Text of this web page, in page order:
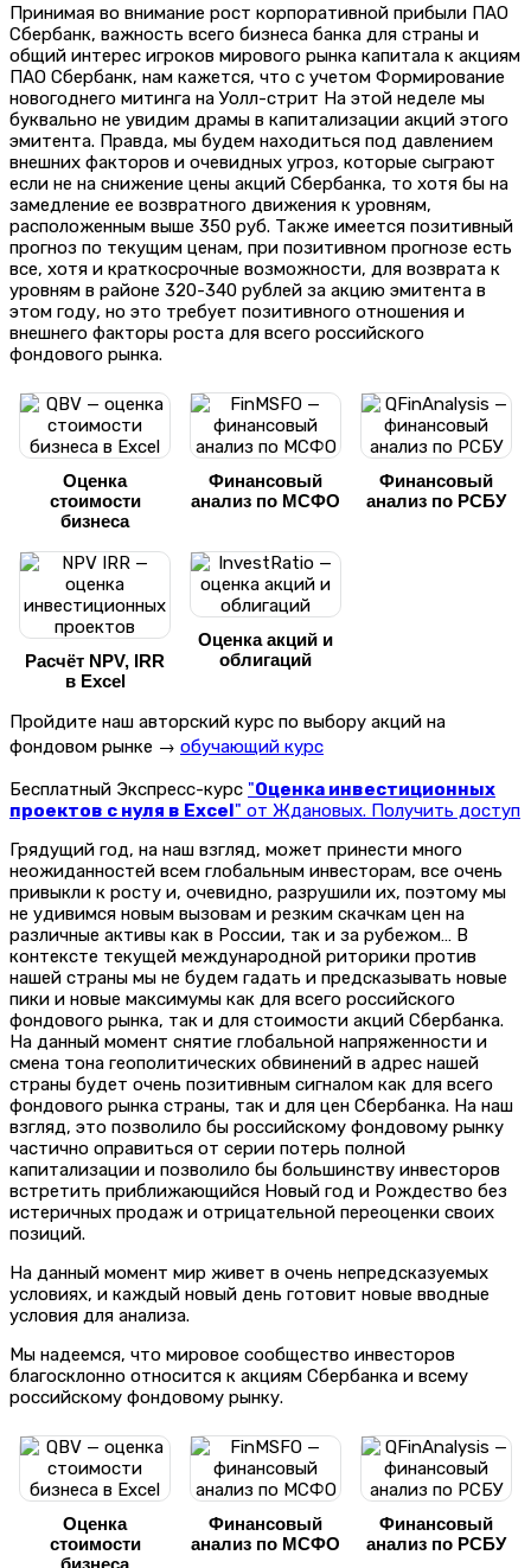
Принимая во внимание рост корпоративной прибыли ПАО
Сбербанк, важность всего бизнеса банка для страны и
общий интерес игроков мирового рынка капитала к акциям
ПАО Сбербанк, нам кажется, что с учетом Формирование
новогоднего митинга на Уолл-стрит На этой неделе мы
буквально не увидим драмы в капитализации акций этого
эмитента. Правда, мы будем находиться под давлением
внешних факторов и очевидных угроз, которые сыграют
если не на снижение цены акций Сбербанка, то хотя бы на
замедление ее возвратного движения к уровням,
расположенным выше 350 руб. Также имеется позитивный
прогноз по текущим ценам, при позитивном прогнозе есть
все, хотя и краткосрочные возможности, для возврата к
уровням в районе 320-340 рублей за акцию эмитента в
этом году, но это требует позитивного отношения и
внешнего факторы роста для всего российского
фондового рынка.
Оценка
стоимости
бизнеса
Финансовый
анализ по МСФО
Финансовый
анализ по РСБУ
Расчёт NPV, IRR
в Excel
Оценка акций и
облигаций
Пройдите наш авторский курс по выбору акций на
фондовом рынке → обучающий курс
Бесплатный Экспресс-курс "Оценка инвестиционных
проектов с нуля в Excel" от Ждановых. Получить доступ
Грядущий год, на наш взгляд, может принести много
неожиданностей всем глобальным инвесторам, все очень
привыкли к росту и, очевидно, разрушили их, поэтому мы
не удивимся новым вызовам и резким скачкам цен на
различные активы как в России, так и за рубежом… В
контексте текущей международной риторики против
нашей страны мы не будем гадать и предсказывать новые
пики и новые максимумы как для всего российского
фондового рынка, так и для стоимости акций Сбербанка.
На данный момент снятие глобальной напряженности и
смена тона геополитических обвинений в адрес нашей
страны будет очень позитивным сигналом как для всего
фондового рынка страны, так и для цен Сбербанка. На наш
взгляд, это позволило бы российскому фондовому рынку
частично оправиться от серии потерь полной
капитализации и позволило бы большинству инвесторов
встретить приближающийся Новый год и Рождество без
истеричных продаж и отрицательной переоценки своих
позиций.
На данный момент мир живет в очень непредсказуемых
условиях, и каждый новый день готовит новые вводные
условия для анализа.
Мы надеемся, что мировое сообщество инвесторов
благосклонно относится к акциям Сбербанка и всему
российскому фондовому рынку.
Оценка
стоимости
бизнеса
Финансовый
анализ по МСФО
Финансовый
анализ по РСБУ